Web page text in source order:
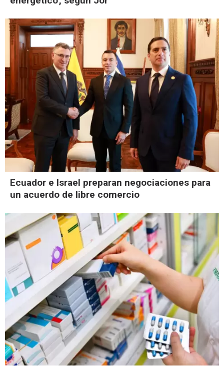
Ecuador e Israel preparan negociaciones para
un acuerdo de libre comercio